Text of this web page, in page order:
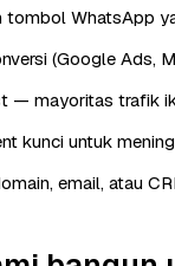
tombol WhatsApp
(Google Ads,
— mayoritas trafik
kunci untuk
email, atau